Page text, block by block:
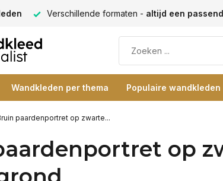
blije klanten -klantbeoordeling 9+ Grootste
Wandkleden per thema Populaire wandkleden
paardenportret op zwarte...
op